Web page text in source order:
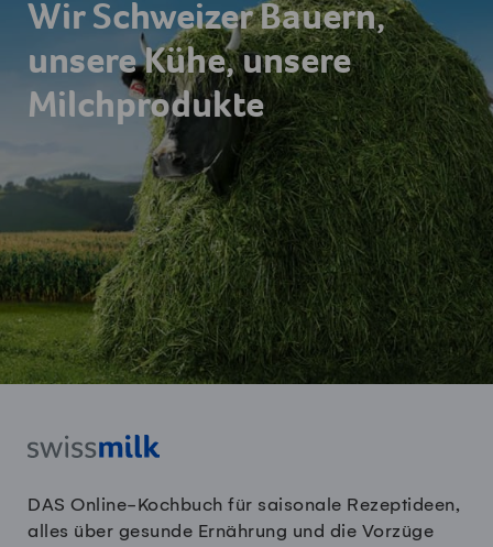
Wir Schweizer Bauern,
unsere Kühe, unsere
Milchprodukte
DAS Online-Kochbuch für saisonale Rezeptideen,
alles über gesunde Ernährung und die Vorzüge